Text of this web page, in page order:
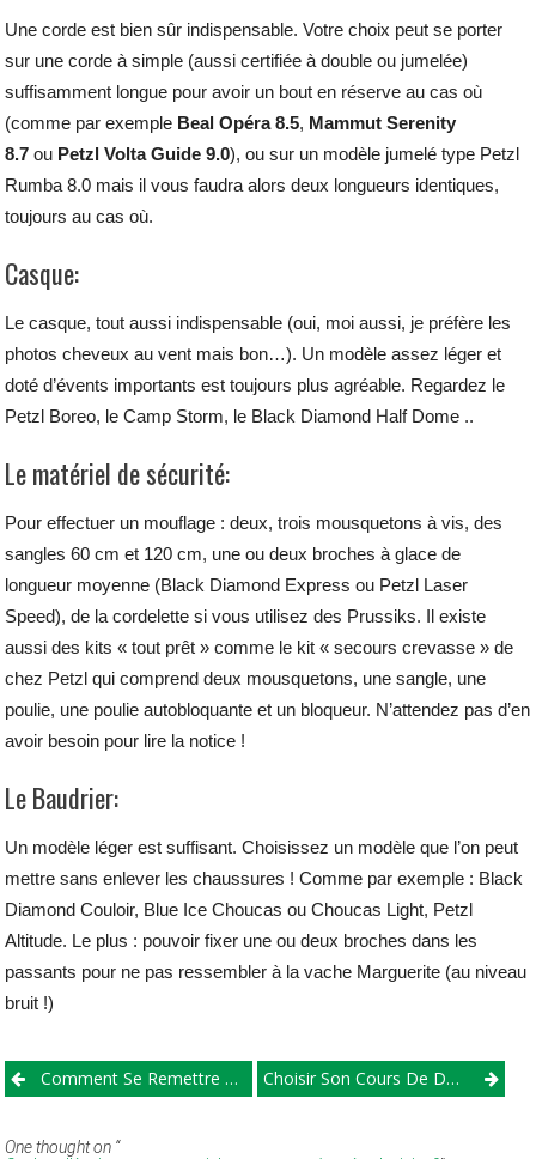
Une corde est bien sûr indispensable. Votre choix peut se porter
sur une corde à simple (aussi certifiée à double ou jumelée)
suffisamment longue pour avoir un bout en réserve au cas où
(comme par exemple Beal Opéra 8.5, Mammut Serenity
8.7 ou Petzl Volta Guide 9.0), ou sur un modèle jumelé type Petzl
Rumba 8.0 mais il vous faudra alors deux longueurs identiques,
toujours au cas où.
Casque:
Le casque, tout aussi indispensable (oui, moi aussi, je préfère les
photos cheveux au vent mais bon…). Un modèle assez léger et
doté d’évents importants est toujours plus agréable. Regardez le
Petzl Boreo, le Camp Storm, le Black Diamond Half Dome ..
Le matériel de sécurité:
Pour effectuer un mouflage : deux, trois mousquetons à vis, des
sangles 60 cm et 120 cm, une ou deux broches à glace de
longueur moyenne (Black Diamond Express ou Petzl Laser
Speed), de la cordelette si vous utilisez des Prussiks. Il existe
aussi des kits « tout prêt » comme le kit « secours crevasse » de
chez Petzl qui comprend deux mousquetons, une sangle, une
poulie, une poulie autobloquante et un bloqueur. N’attendez pas d’en
avoir besoin pour lire la notice !
Le Baudrier:
Un modèle léger est suffisant. Choisissez un modèle que l’on peut
mettre sans enlever les chaussures ! Comme par exemple : Black
Diamond Couloir, Blue Ice Choucas ou Choucas Light, Petzl
Altitude. Le plus : pouvoir fixer une ou deux broches dans les
passants pour ne pas ressembler à la vache Marguerite (au niveau
bruit !)
Post navigation
Comment Se Remettre En Forme Rapidement ? Choisir Son Cours De Danse : Les Options À Retenir
One thought on “